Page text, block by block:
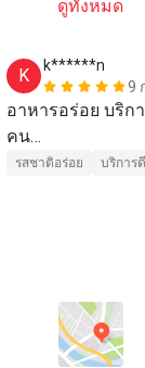
ดูทั้งหมด
K
k******n
9
อาหารอร่อย บริก
คน
ราคาสูงแค่คุ้มที่จ่
รสชาติอร่อย บริการดี